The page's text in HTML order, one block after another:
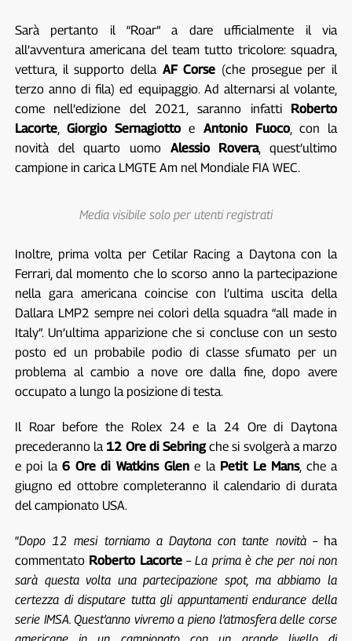
Sarà pertanto il “Roar” a dare ufficialmente il via
all’avventura americana del team tutto tricolore: squadra,
vettura, il supporto della AF Corse (che prosegue per il
terzo anno di fila) ed equipaggio. Ad alternarsi al volante,
come nell’edizione del 2021, saranno infatti Roberto
Lacorte,Giorgio Sernagiotto e Antonio Fuoco, con la
novità del quarto uomo Alessio Rovera, quest’ultimo
campione in carica LMGTE Am nel Mondiale FIA WEC.
Media visibile solo per utenti registrati
Inoltre, prima volta per Cetilar Racing a Daytona con la
Ferrari, dal momento che lo scorso anno la partecipazione
nella gara americana coincise con l’ultima uscita della
Dallara LMP2 sempre nei colori della squadra “all made in
Italy”. Un’ultima apparizione che si concluse con un sesto
posto ed un probabile podio di classe sfumato per un
problema al cambio a nove ore dalla fine, dopo avere
occupato a lungo la posizione di testa.
Il Roar before the Rolex 24 e la 24 Ore di Daytona
precederanno la 12 Ore di Sebringche si svolgerà a marzo
e poi la6 Ore di Watkins Glene la Petit Le Mans, che a
giugno ed ottobre completeranno il calendario di durata
del campionato USA.
“Dopo 12 mesi torniamo a Daytona con tante novità– ha
commentato Roberto Lacorte–La prima è che per noi non
sarà questa volta una partecipazione spot, ma abbiamo la
certezza di disputare tutta gli appuntamenti endurance della
serie IMSA. Quest’anno vivremo a pieno l’atmosfera delle corse